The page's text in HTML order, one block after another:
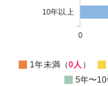
10年以上
0
1年未満（0人 ）
5年〜